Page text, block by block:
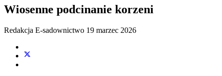
Wiosenne podcinanie korzeni
Redakcja E-sadownictwo 19 marzec 2026